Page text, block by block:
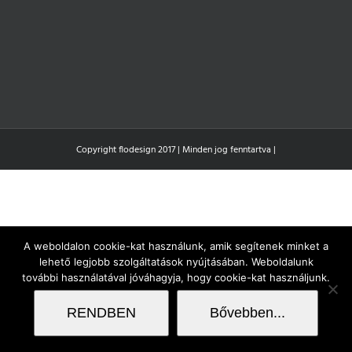
Copyright flodesign 2017 | Minden jog fenntartva |
A weboldalon cookie-kat használunk, amik segítenek minket a
lehető legjobb szolgáltatások nyújtásában. Weboldalunk
további használatával jóváhagyja, hogy cookie-kat használjunk.
RENDBEN Bővebben...